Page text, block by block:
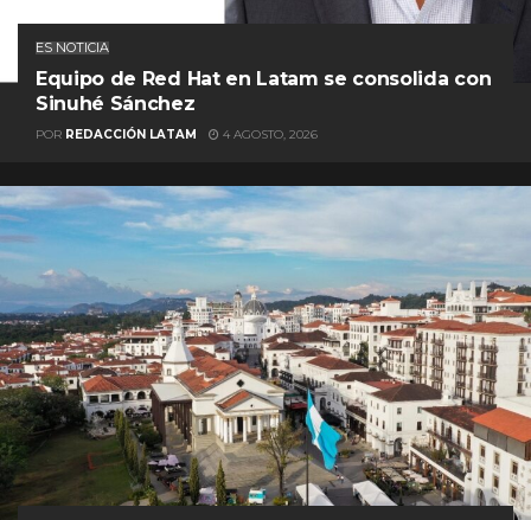
ES NOTICIA
Equipo de Red Hat en Latam se consolida con
Sinuhé Sánchez
POR REDACCIÓN LATAM 4 AGOSTO, 2026